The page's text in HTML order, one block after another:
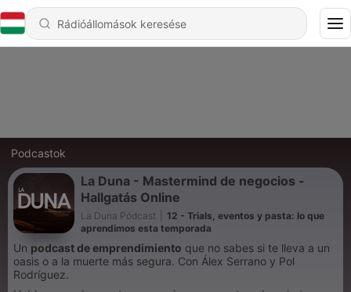
Podcastok
La Duna - Mastermind de negocios -
Hallgatás Online
La Duna Pódcast
12 - Trials, eventos y pasta: lo que
aprendimos esta temporada
Un podcast de emprendimiento que no sabes si te lleva a un
oasis o a la muerte más segura. Con Álex Serrano y Pol
Rodríguez.